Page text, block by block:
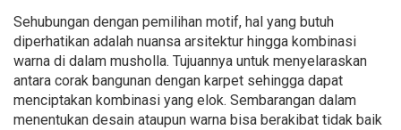
Sehubungan dengan pemilihan motif, hal yang butuh
diperhatikan adalah nuansa arsitektur hingga kombinasi
warna di dalam musholla. Tujuannya untuk menyelaraskan
antara corak bangunan dengan karpet sehingga dapat
menciptakan kombinasi yang elok. Sembarangan dalam
menentukan desain ataupun warna bisa berakibat tidak baik